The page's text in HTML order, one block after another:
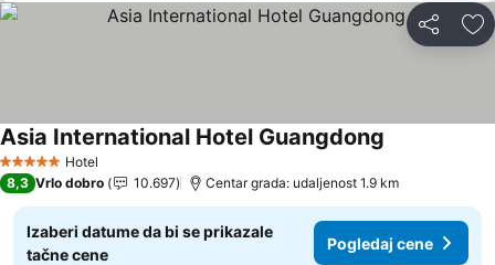
Deli
5 ZvezdiceHotel
Asia International Hotel Guangdong
8,3 Vrlo dobro 10.697 Centar grada: udaljenost 1.9 km
Izaberi datume da bi se prikazale
tačne cene
Pogledaj cene